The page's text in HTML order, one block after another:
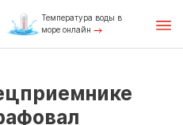
Температура воды в
море онлайн